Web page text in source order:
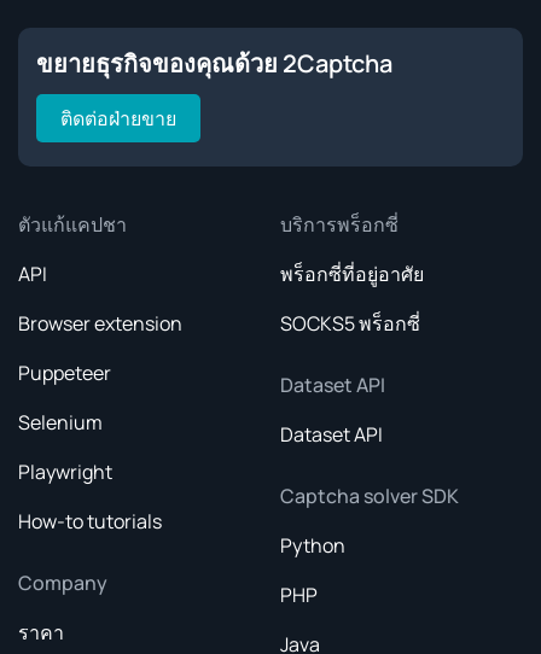
ขยายธุรกิจของคุณด้วย 2Captcha
ติดต่อฝ่ายขาย
ตัวแก้แคปชา
API
Browser extension
Puppeteer
Selenium
Playwright
How-to tutorials
Company
ราคา
บริการพร็อกซี่
พร็อกซี่ที่อยู่อาศัย
SOCKS5 พร็อกซี่
Dataset API
Dataset API
Captcha solver SDK
Python
PHP
Java